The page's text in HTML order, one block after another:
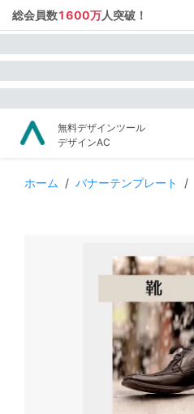
総会員数1600万人突破！
無料デザインツール
デザインAC
ホーム / バナーテンプレート /